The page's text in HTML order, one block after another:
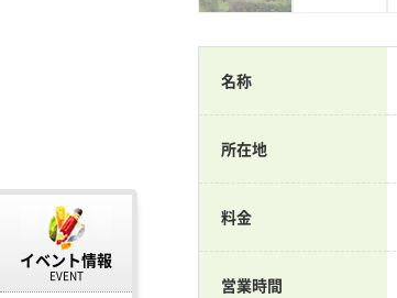
イベント情報
EVENT
名称
所在地
料金
営業時間